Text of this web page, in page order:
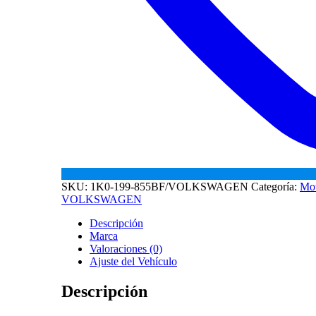
SKU: 1K0-199-855BF/VOLKSWAGEN Categoría:
VOLKSWAGEN
Descripción
Marca
Valoraciones (0)
Ajuste del Vehículo
Descripción